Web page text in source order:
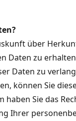
über
Daten zu
Daten zu
können Sie
Sie das
Ihrer